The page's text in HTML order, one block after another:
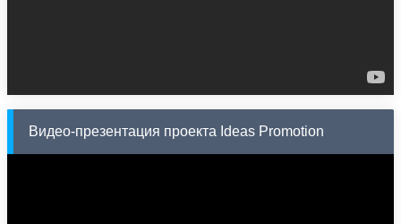
Видео-презентация проекта Ideas Promotion